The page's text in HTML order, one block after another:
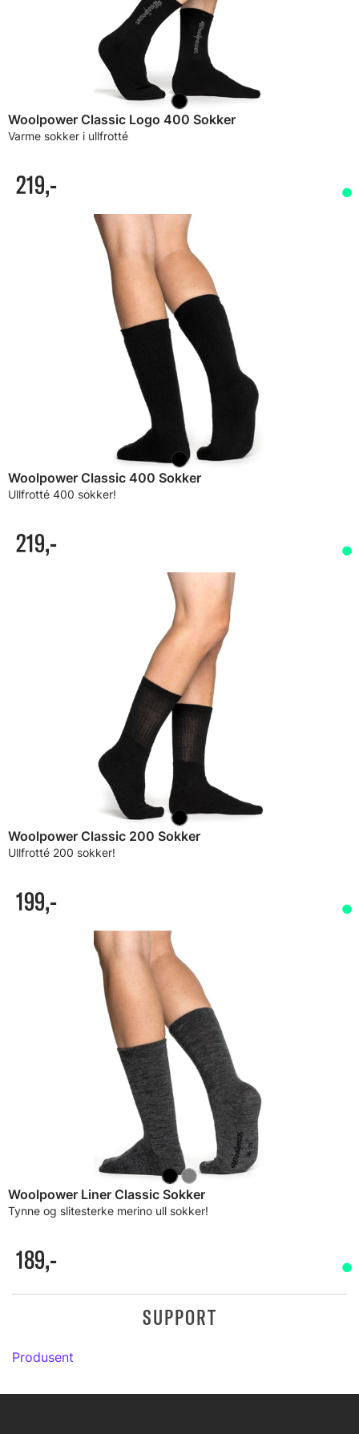
Woolpower Classic Logo 400 Sokker
Varme sokker i ullfrotté
219,-
Woolpower Classic 400 Sokker
Ullfrotté 400 sokker!
219,-
Woolpower Classic 200 Sokker
Ullfrotté 200 sokker!
199,-
Woolpower Liner Classic Sokker
Tynne og slitesterke merino ull sokker!
189,-
SUPPORT
Produsent